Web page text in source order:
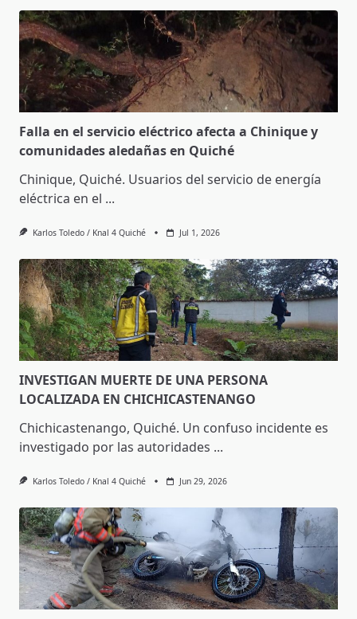
Falla en el servicio eléctrico afecta a Chinique y
comunidades aledañas en Quiché
Chinique, Quiché. Usuarios del servicio de energía
eléctrica en el ...
Karlos Toledo / Knal 4 Quiché Jul 1, 2026
INVESTIGAN MUERTE DE UNA PERSONA
LOCALIZADA EN CHICHICASTENANGO
Chichicastenango, Quiché. Un confuso incidente es
investigado por las autoridades ...
Karlos Toledo / Knal 4 Quiché Jun 29, 2026